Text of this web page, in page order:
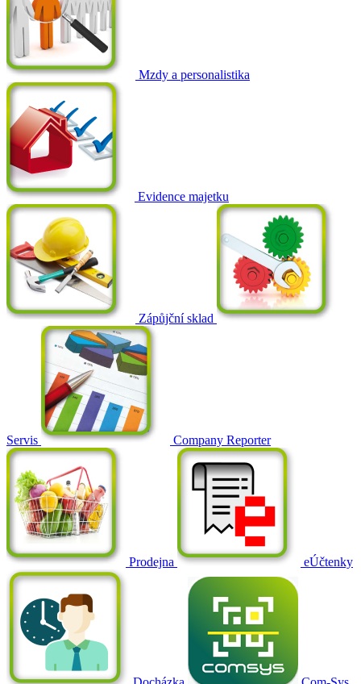
Mzdy a personalistika
Evidence majetku
Zápůjční sklad
Servis Company Reporter
Prodejna eÚčtenky